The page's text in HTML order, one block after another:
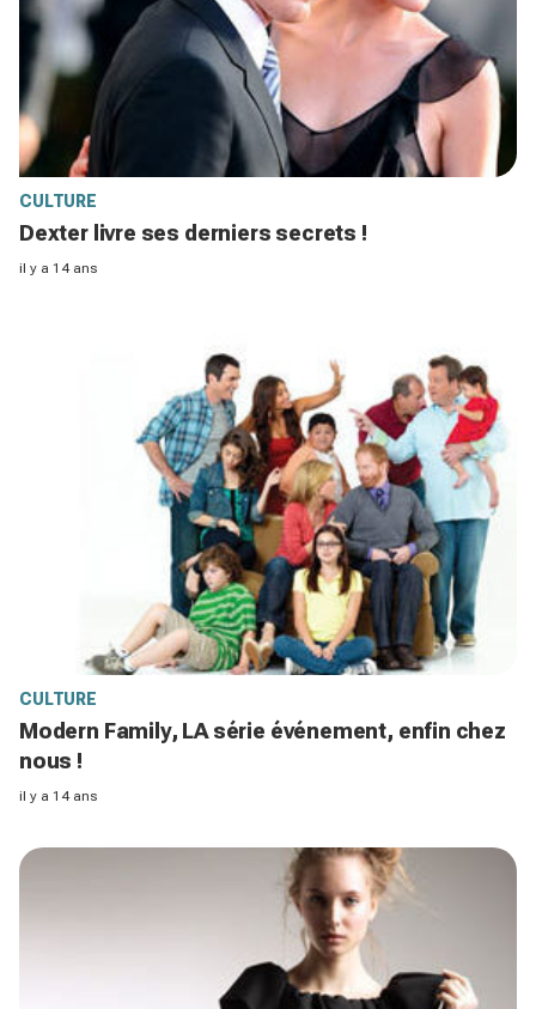
CULTURE
Dexter livre ses derniers secrets !
il y a 14 ans
CULTURE
Modern Family, LA série événement, enfin chez
nous !
il y a 14 ans